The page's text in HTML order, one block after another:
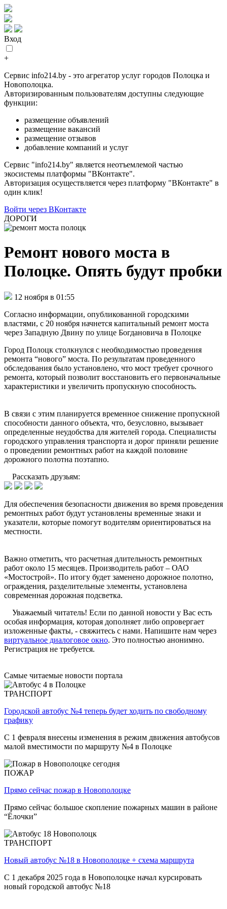
Вход
+
Сервис info214.by - это агрегатор услуг городов Полоцка и
Новополоцка.
Авторизированным пользователям доступны следующие
функции:
размещение объявлений
размещение вакансий
размещение отзывов
добавление компаний и услуг
Сервис "info214.by" является неотъемлемой частью
экосистемы платформы "ВКонтакте".
Авторизация осуществляется через платформу "ВКонтакте" в
один клик!
Войти через ВКонтакте
ДОРОГИ
Ремонт нового моста в
Полоцке. Опять будут пробки
12 ноября в 01:55
Согласно информации, опубликованной городскими
властями, с 20 ноября начнется капитальный ремонт моста
через Западную Двину по улице Богдановича в Полоцке
Город Полоцк столкнулся с необходимостью проведения
ремонта “нового” моста. По результатам проведенного
обследования было установлено, что мост требует срочного
ремонта, который позволит восстановить его первоначальные
характеристики и увеличить пропускную способность.
В связи с этим планируется временное снижение пропускной
способности данного объекта, что, безусловно, вызывает
определенные неудобства для жителей города. Специалисты
городского управления транспорта и дорог приняли решение
о проведении ремонтных работ на каждой половине
дорожного полотна поэтапно.
Рассказать друзьям:
Для обеспечения безопасности движения во время проведения
ремонтных работ будут установлены временные знаки и
указатели, которые помогут водителям ориентироваться на
местности.
Важно отметить, что расчетная длительность ремонтных
работ около 15 месяцев. Производитель работ – ОАО
«Мостострой». По итогу будет заменено дорожное полотно,
ограждения, разделительные элементы, установлена
современная дорожная подсветка.
Уважаемый читатель! Если по данной новости у Вас есть
особая информация, которая дополняет либо опровергает
изложенные факты, - свяжитесь с нами. Напишите нам через
виртуальное диалоговое окно. Это полностью анонимно.
Регистрация не требуется.
Самые читаемые новости портала
ТРАНСПОРТ
Городской автобус №4 теперь будет ходить по свободному
графику
С 1 февраля внесены изменения в режим движения автобусов
малой вместимости по маршруту №4 в Полоцке
ПОЖАР
Прямо сейчас пожар в Новополоцке
Прямо сейчас большое скопление пожарных машин в районе
“Ёлочки”
ТРАНСПОРТ
Новый автобус №18 в Новополоцке + схема маршрута
С 1 декабря 2025 года в Новополоцке начал курсировать
новый городской автобус №18